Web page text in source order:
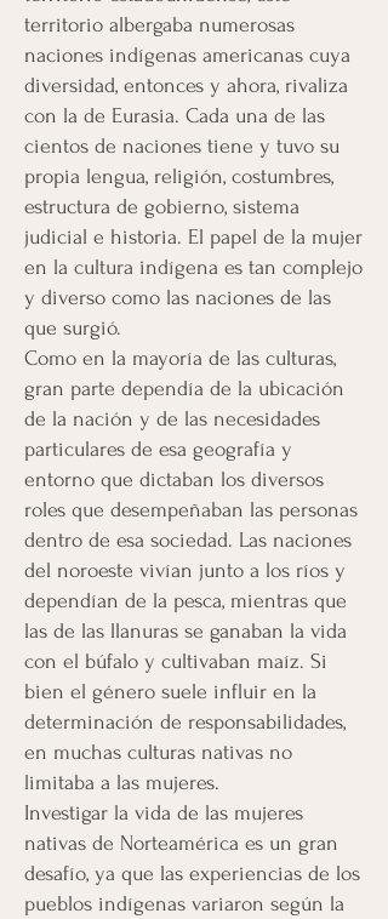
territorio albergaba numerosas
naciones indígenas americanas cuya
diversidad, entonces y ahora, rivaliza
con la de Eurasia. Cada una de las
cientos de naciones tiene y tuvo su
propia lengua, religión, costumbres,
estructura de gobierno, sistema
judicial e historia. El papel de la mujer
en la cultura indígena es tan complejo
y diverso como las naciones de las
que surgió.
Como en la mayoría de las culturas,
gran parte dependía de la ubicación
de la nación y de las necesidades
particulares de esa geografía y
entorno que dictaban los diversos
roles que desempeñaban las personas
dentro de esa sociedad. Las naciones
del noroeste vivían junto a los ríos y
dependían de la pesca, mientras que
las de las llanuras se ganaban la vida
con el búfalo y cultivaban maíz. Si
bien el género suele influir en la
determinación de responsabilidades,
en muchas culturas nativas no
limitaba a las mujeres.
Investigar la vida de las mujeres
nativas de Norteamérica es un gran
desafío, ya que las experiencias de los
pueblos indígenas variaron según la